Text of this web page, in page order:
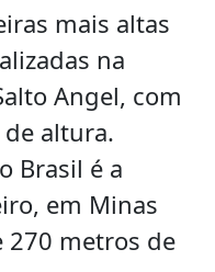
mais altas
na
Angel, com
altura.
Brasil é a
em Minas
270 metros de